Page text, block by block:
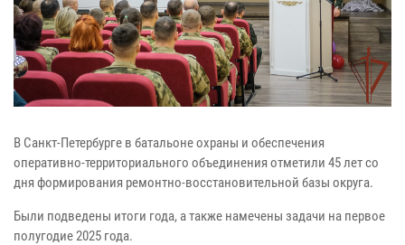
В Санкт-Петербурге в батальоне охраны и обеспечения
оперативно-территориального объединения отметили 45 лет со
дня формирования ремонтно-восстановительной базы округа.
Были подведены итоги года, а также намечены задачи на первое
полугодие 2025 года.